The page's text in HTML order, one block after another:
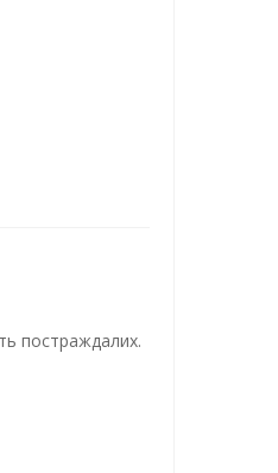
постраждалих.